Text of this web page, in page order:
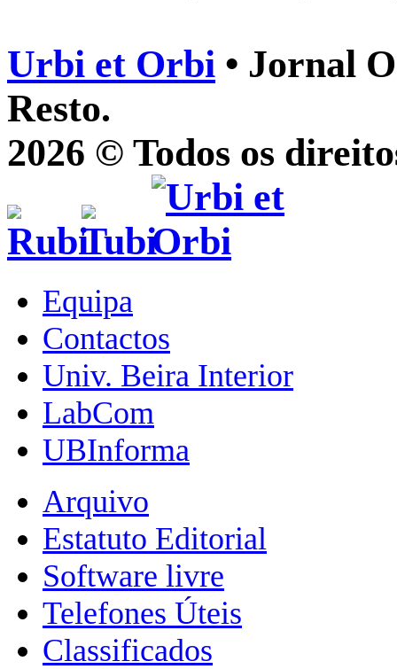
Urbi et Orbi • Jornal
Resto.
2026 © Todos os
Equipa
Contactos
Univ. Beira Interior
LabCom
UBInforma
Arquivo
Estatuto Editorial
Software livre
Telefones Úteis
Classificados